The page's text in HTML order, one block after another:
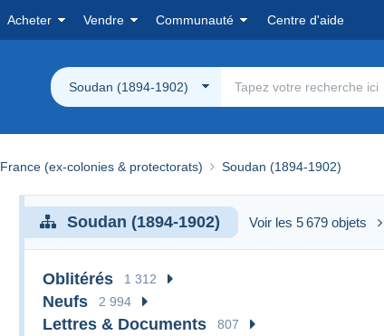
Acheter Vendre Communauté Centre d'aide
Soudan (1894-1902)
France (ex-colonies & protectorats) Soudan (1894-1902)
Soudan (1894-1902) Voir les 5 679 objets
Oblitérés 1 312
Neufs 2 994
Lettres & Documents 807